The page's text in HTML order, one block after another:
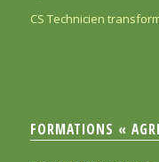
CS Technicien
FORMATIONS «